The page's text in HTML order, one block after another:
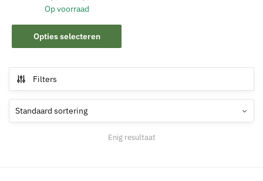
Op voorraad
Opties selecteren
Dit
product
variaties.
Deze
optie
Filters
Enig resultaat